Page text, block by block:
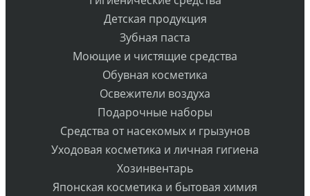
Детская продукция
Зубная паста
Моющие и чистящие средства
Обувная косметика
Освежители воздуха
Подарочные наборы
Средства от насекомых и грызунов
Уходовая косметика и личная гигиена
Хозинвентарь
Японская косметика и бытовая химия